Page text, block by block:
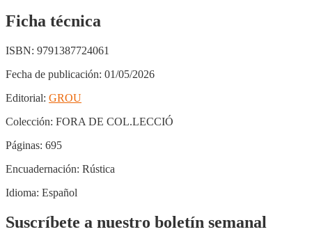
Ficha técnica
ISBN: 9791387724061
Fecha de publicación: 01/05/2026
Editorial: GROU
Colección: FORA DE COL.LECCIÓ
Páginas: 695
Encuadernación: Rústica
Idioma: Español
Suscríbete a nuestro boletín semanal